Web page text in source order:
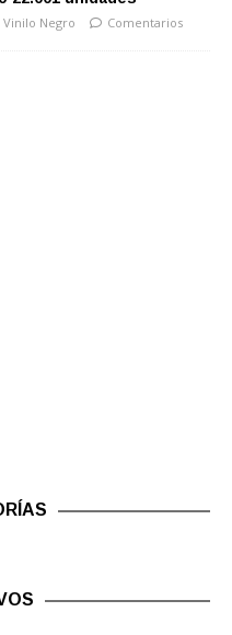
Vinilo Negro
Comentarios